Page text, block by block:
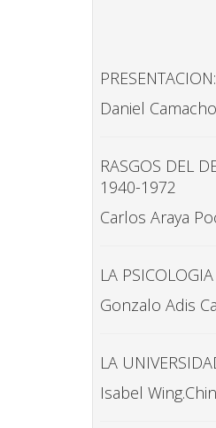
Daniel Camacho
RASGOS DEL
1940-1972
Carlos Araya
LA
Gonzalo Adis
LA
Isabel